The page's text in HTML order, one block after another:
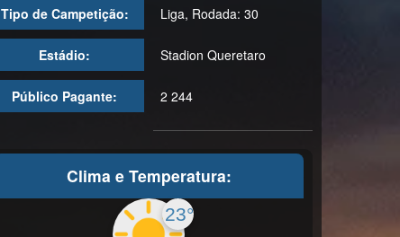
Tipo de Campetição: Liga, Rodada: 30
Estádio: Stadion Queretaro
Público Pagante: 2 244
Clima e Temperatura:
23°